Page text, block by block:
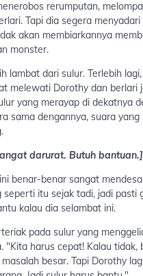
rerumputan,
Tapi dia segera
akan membiarkannya
monster.
lambat dari sulur. Terlebih
melewati Dorothy dan berlari
yang merayap di dekatnya
sama dengannya, suara
darurat. Butuh bantuan.]
benar-benar sangat
seperti itu sejak tadi, jadi pasti
kalau dia selambat ini.
pada sulur yang
"Kita harus cepat! Kalau tidak,
besar. Tapi Dorothy